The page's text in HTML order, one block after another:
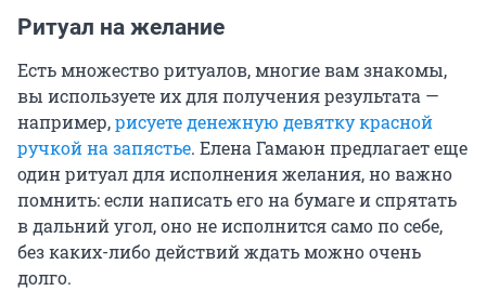
Ритуал на желание
Есть множество ритуалов, многие вам знакомы,
вы используете их для получения результата —
например,рисуете денежную девятку красной
ручкой на запястье. Елена Гамаюн предлагает еще
один ритуал для исполнения желания, но важно
помнить: если написать его на бумаге и спрятать
в дальний угол, оно не исполнится само по себе,
без каких-либо действий ждать можно очень
долго.